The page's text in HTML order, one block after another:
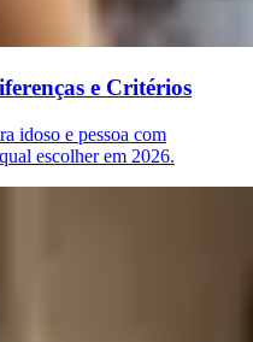
e Critérios
idoso e pessoa com
escolher em 2026.